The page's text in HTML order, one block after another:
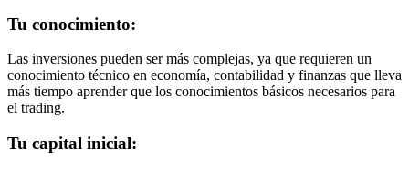
Tu conocimiento:
Las inversiones pueden ser más complejas, ya que requieren un
conocimiento técnico en economía, contabilidad y finanzas que lleva
más tiempo aprender que los conocimientos básicos necesarios para
el trading.
Tu capital inicial: